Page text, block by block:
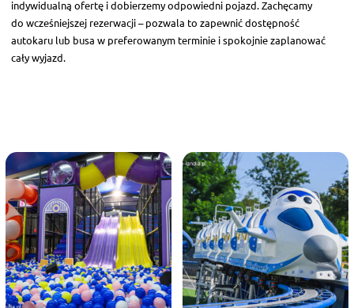
indywidualną ofertę i dobierzemy odpowiedni pojazd. Zachęcamy
do wcześniejszej rezerwacji – pozwala to zapewnić dostępność
autokaru lub busa w preferowanym terminie i spokojnie zaplanować
cały wyjazd.